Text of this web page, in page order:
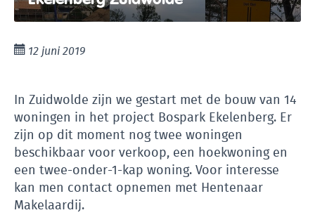
12 juni 2019
In Zuidwolde zijn we gestart met de bouw van 14
woningen in het project Bospark Ekelenberg. Er
zijn op dit moment nog twee woningen
beschikbaar voor verkoop, een hoekwoning en
een twee-onder-1-kap woning. Voor interesse
kan men contact opnemen met Hentenaar
Makelaardij.